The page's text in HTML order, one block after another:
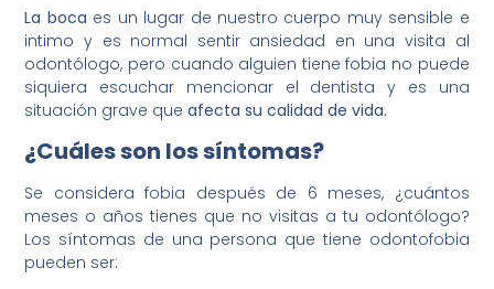
La boca es un lugar de nuestro cuerpo muy sensible e
intimo y es normal sentir ansiedad en una visita al
odontólogo, pero cuando alguien tiene fobia no puede
siquiera escuchar mencionar el dentista y es una
situación grave queafecta su calidad de vida.
¿Cuáles son los síntomas?
Se considera fobia después de 6 meses, ¿cuántos
meses o años tienes que no visitas a tu odontólogo?
Los síntomas de una persona que tiene odontofobia
pueden ser: